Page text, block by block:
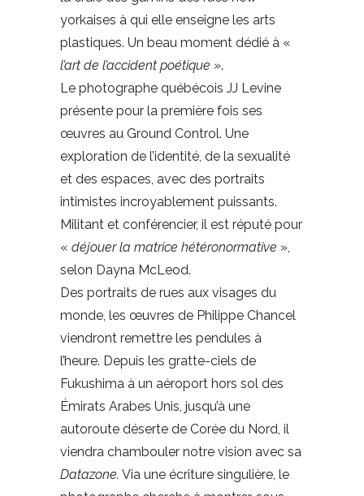
yorkaises à qui elle enseigne les arts
plastiques. Un beau moment dédié à «
l’art de l’accident poétique ».
Le photographe québécois JJ Levine
présente pour la première fois ses
œuvres au Ground Control. Une
exploration de l’identité, de la sexualité
et des espaces, avec des portraits
intimistes incroyablement puissants.
Militant et conférencier, il est réputé pour
« déjouer la matrice hétéronormative »,
selon Dayna McLeod.
Des portraits de rues aux visages du
monde, les œuvres de Philippe Chancel
viendront remettre les pendules à
l’heure. Depuis les gratte-ciels de
Fukushima à un aéroport hors sol des
Émirats Arabes Unis, jusqu’à une
autoroute déserte de Corée du Nord, il
viendra chambouler notre vision avec sa
Datazone. Via une écriture singulière, le